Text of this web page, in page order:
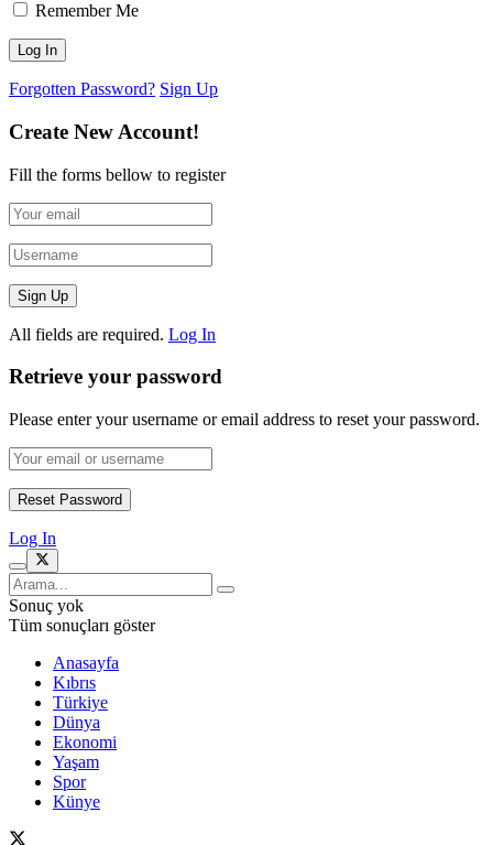
Remember Me
Forgotten Password? Sign Up
Create New Account!
Fill the forms bellow to register
All fields are required. Log In
Retrieve your password
Please enter your username or email address to reset your password.
Log In
Sonuç yok
Tüm sonuçları göster
Anasayfa
Kıbrıs
Türkiye
Dünya
Ekonomi
Yaşam
Spor
Künye